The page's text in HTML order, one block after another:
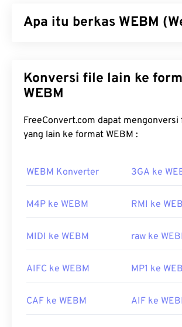
Apa itu berkas WEBM
ini dirancang agar kompatibel dengan
WebM mendukung bab, teks, subtitel,
3D, dan pemutar perangkat keras.
mengompresi aliran video dengan
Bagaimana cara
berkas WEBM di sistem operasi apa
untuk Mac OS X.
bawaan. Oleh karena itu, pasang
Konversi file lain ke
WEBM
FreeConvert.com dapat mengonversi
yang lain ke format WEBM :
WEBM Konverter 3GA ke
M4P ke WEBM RMI ke
MIDI ke WEBM raw ke
AIFC ke WEBM MP1 ke
CAF ke WEBM AIF ke